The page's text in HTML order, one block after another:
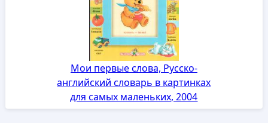
Мои первые слова, Русско-
английский словарь в картинках
для самых маленьких, 2004